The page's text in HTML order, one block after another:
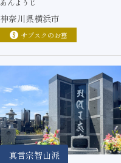
あんようじ
神奈川県横浜市
サブスクのお墓
真言宗智山派